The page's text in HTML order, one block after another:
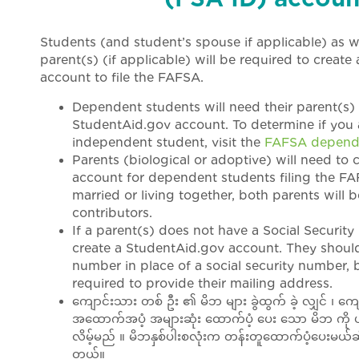
Students (and student’s spouse if applicable) as
parent(s) (if applicable) will be required to create
account to file the FAFSA.
Dependent students will need their parent(s)
StudentAid.gov account. To determine if you
independent student, visit the FAFSA
Parents (biological or adoptive) will need to
account for dependent students filing the
married or living together, both parents will
contributors.
If a parent(s) does not have a Social
create a StudentAid.gov account. They
number in place of a social security number,
required to provide their mailing address.
ကျောင်းသား တစ် ဦး ၏ မိဘ များ ခွဲထွက် ခဲ့ လျှင် ၊ ကျ
အထောက်အပံ့ အများဆုံး ထောက်ပံ့ ပေး သော မိဘ
လိမ့်မည် ။ မိဘနှစ်ပါးစလုံးက တန်းတူထောက်ပံ့ပေးမယ်ဆို
တယ်။